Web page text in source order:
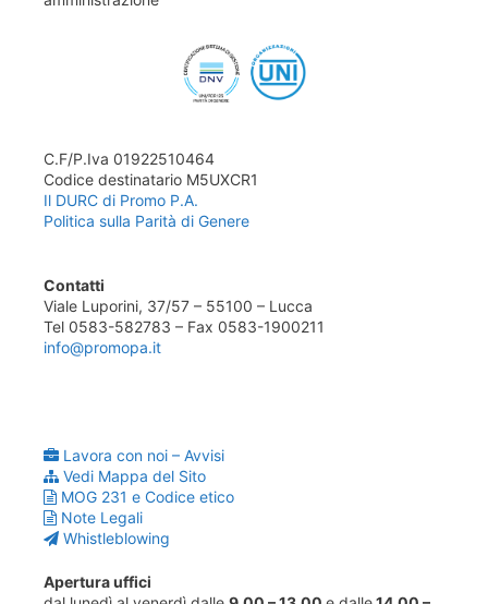
C.F/P.Iva 01922510464
Codice destinatario M5UXCR1
Il DURC di Promo P.A.
Politica sulla Parità di Genere
Contatti
Viale Luporini, 37/57 – 55100 – Lucca
Tel 0583-582783 – Fax 0583-1900211
info@promopa.it
Lavora con noi – Avvisi
Vedi Mappa del Sito
MOG 231 e Codice etico
Note Legali
Whistleblowing
Apertura uffici